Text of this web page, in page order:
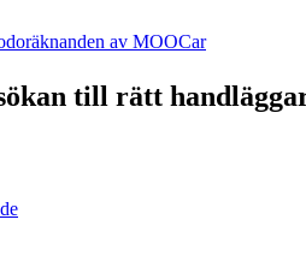
av MOOCar
till rätt